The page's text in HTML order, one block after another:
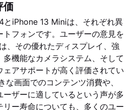
価
iPhone 13 Miniは、それぞれ異
トフォンです。ユーザーの意見を
、その優れたディスプレイ、強
機能なカメラシステム、そして
アサポートが高く評価されてい
な画面でのコンテンツ消費や、
ザーに適しているという声が多
リー寿命についても、多くのユー